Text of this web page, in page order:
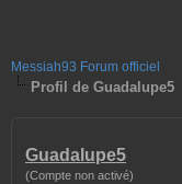
Messiah93 Forum officiel
Profil de Guadalupe5
Guadalupe5
(Compte non activé)